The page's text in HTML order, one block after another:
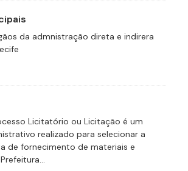
da admnistração direta e indirera
Licitatório ou Licitação é um
realizado para selecionar a
de fornecimento de materiais e